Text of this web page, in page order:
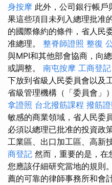
身按摩 此外，公司銀行帳
果這些項目未列入總理批准
的國際條約的條件，省人民
准總理。 整脊師證照 整復
與MPI和其他部會協商，向
或調整。 南屯按摩 工商登記
下放到省級人民委員會以及
省級管理機構（「委員會」
拿證照 台北撥筋課程 撥筋
敏感的商業領域，省人民委
必須以總理已批准的投資政
工業區、出口加工區、高新
商登記 然而，重要的是，在
您應該仔細研究當地的規則。
薦的可靠的律師事務所和會